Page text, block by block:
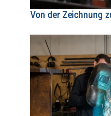
Von der Zeichnung